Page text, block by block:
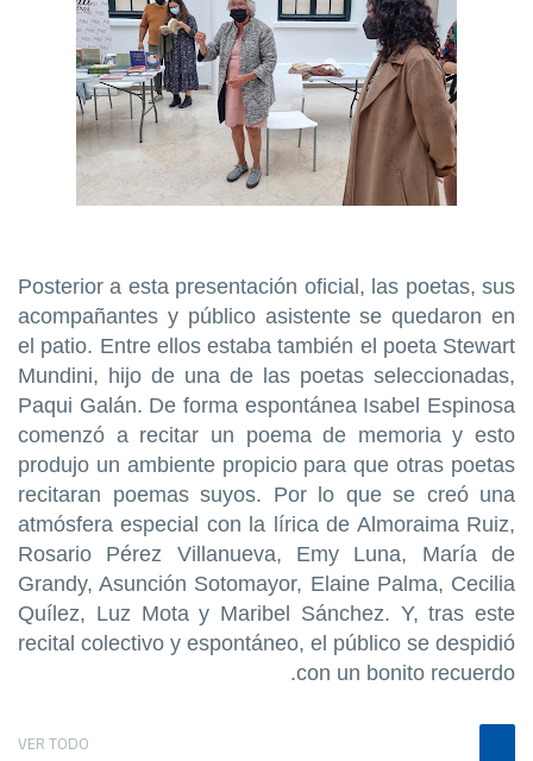
Posterior a esta presentación oficial, las poetas, sus
acompañantes y público asistente se quedaron en
el patio. Entre ellos estaba también el poeta Stewart
Mundini, hijo de una de las poetas seleccionadas,
Paqui Galán. De forma espontánea Isabel Espinosa
comenzó a recitar un poema de memoria y esto
produjo un ambiente propicio para que otras poetas
recitaran poemas suyos. Por lo que se creó una
atmósfera especial con la lírica de Almoraima Ruiz,
Rosario Pérez Villanueva, Emy Luna, María de
Grandy, Asunción Sotomayor, Elaine Palma, Cecilia
Quílez, Luz Mota y Maribel Sánchez. Y, tras este
recital colectivo y espontáneo, el público se despidió
con un bonito recuerdo.
VER TODO